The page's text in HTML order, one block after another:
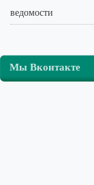
ведомости
Мы Вконтакте